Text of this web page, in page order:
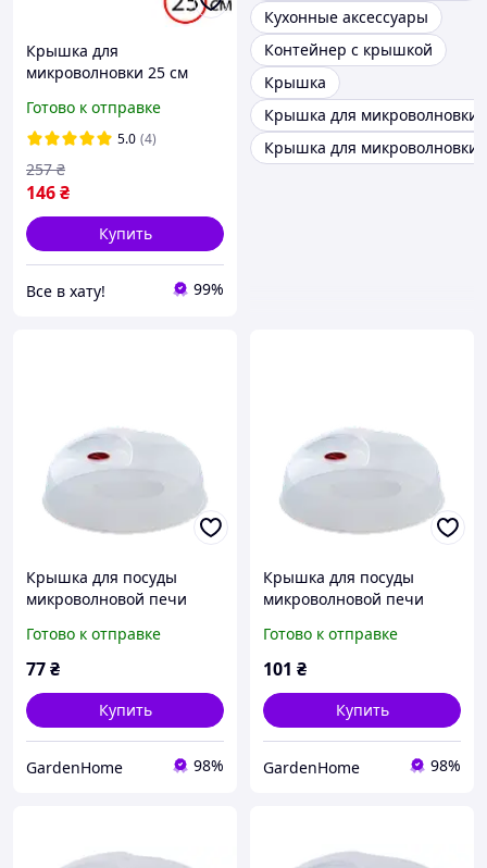
Крышка для
микроволновки 25 см
прозрачная, пластиковая
Готово к отправке
5.0 (4)
146₴
257 ₴
Купить
Все в хату! 99%
Кухонные аксессуары
Контейнер с крышкой
Крышка
Крышка для микроволновки
Крышка для микроволновки
Крышка для посуды
микроволновой печи
Готово к отправке
77₴
Купить
GardenHome 98%
Крышка для посуды
микроволновой печи
Готово к отправке
101 ₴
Купить
GardenHome 98%